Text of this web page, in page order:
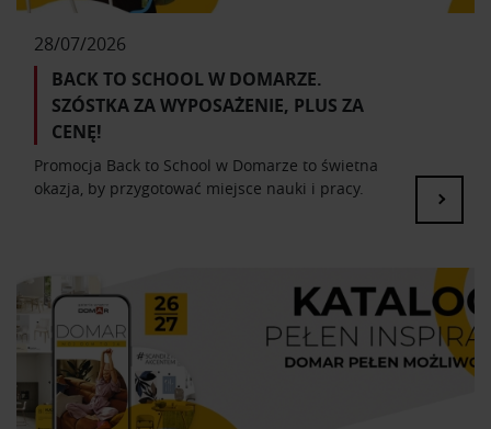
28/07/2026
BACK TO SCHOOL W DOMARZE.
SZÓSTKA ZA WYPOSAŻENIE, PLUS ZA
CENĘ!
Promocja Back to School w Domarze to świetna
okazja, by przygotować miejsce nauki i pracy.